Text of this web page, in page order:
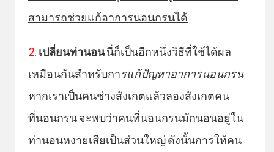
สามารถช่วยแก้อาการนอนกรนได้
2. เปลี่ยนท่านอนนี่ก็เป็นอีกหนึ่งวิธีที่ใช้ได้ผล
เหมือนกันสำหรับการแก้ปัญหาอาการนอนกรน
หากเราเป็นคนช่างสังเกตแล้วลองสังเกตคน
ที่นอนกรน จะพบว่าคนที่นอนกรนมักนอนอยู่ใน
ท่านอนหงายเสียเป็นส่วนใหญ่ ดังนั้นการให้คน